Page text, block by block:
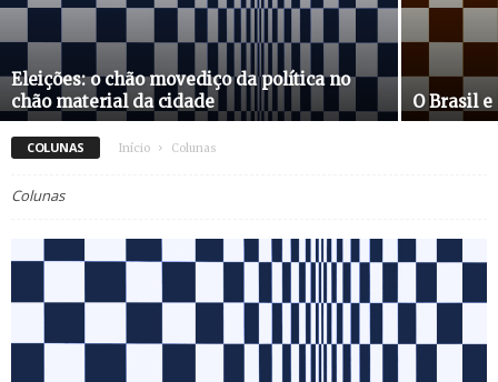
Eleições: o chão movediço da política no
chão material da cidade
O Brasil
COLUNAS Início Colunas
Colunas